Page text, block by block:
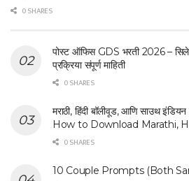
0 SHARES
पोस्ट ऑफिस GDS भरती 2026 –
प्रक्रिया संपूर्ण माहिती
0 SHARES
मराठी, हिंदी बॉलीवूड, आणि साउथ
How to Download Marathi,
0 SHARES
10 Couple Prompts (Both